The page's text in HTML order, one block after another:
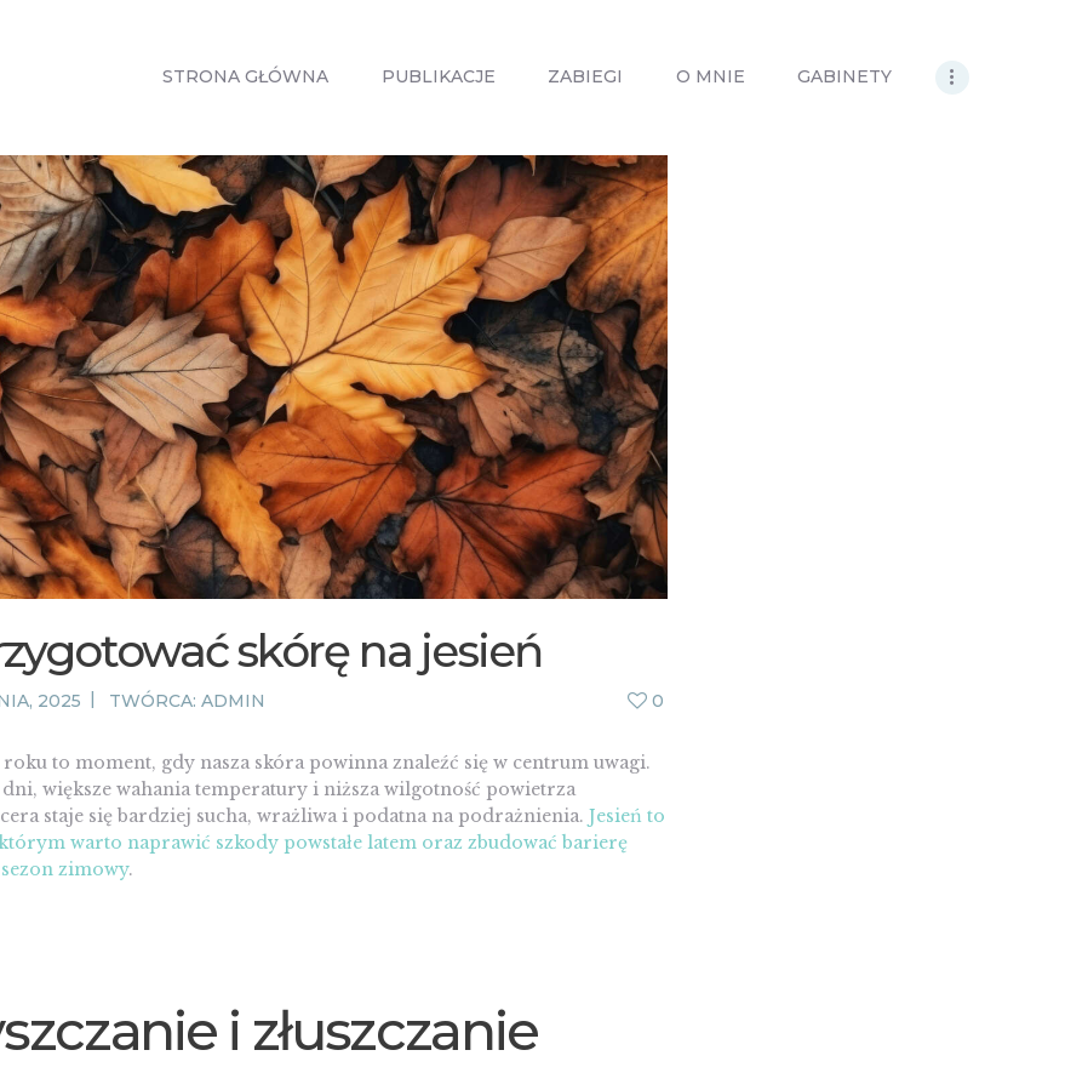
STRONA GŁÓWNA PUBLIKACJE ZABIEGI O MNIE GABINETY
GŁÓWNA
ZABIEGI
O MNIE
GABINETY
WPISY
KONTAKT
skórę na jesień
2025 TWÓRCA: ADMIN 0
to moment, gdy nasza skóra powinna znaleźć się w centrum uwagi.
dni, większe wahania temperatury i niższa wilgotność powietrza
staje się bardziej sucha, wrażliwa i podatna na podrażnienia. Jesień to
warto naprawić szkody powstałe latem oraz zbudować barierę
zimowy.
i złuszczanie